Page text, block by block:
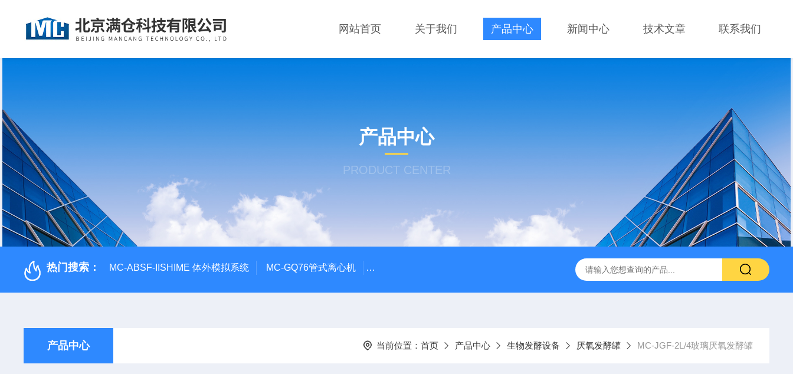
网站首页 关于我们 产品中心 新闻中心 技术文章 联系我们
产品中心
PRODUCT CENTER
热门搜索： MC-ABSF-IISHIME 体外模拟系统 MC-GQ76管式离心机 MC-ABSF-II体外肠道模拟消化系统 MC-LJGF-XL10L光照发酵罐 MC-ABSF-II肠道模拟反应器
产品中心 当前位置： 首页 产品中心 生物发酵设备 厌氧发酵罐 MC-JGF-2L/4玻璃厌氧发酵罐